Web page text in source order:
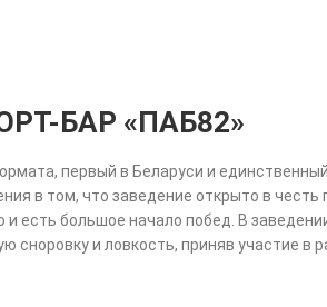
БАР «ПАБ82»
первый в Беларуси и
в том, что заведение открыто в честь
и есть большое начало побед. В
сноровку и ловкость, приняв участие в